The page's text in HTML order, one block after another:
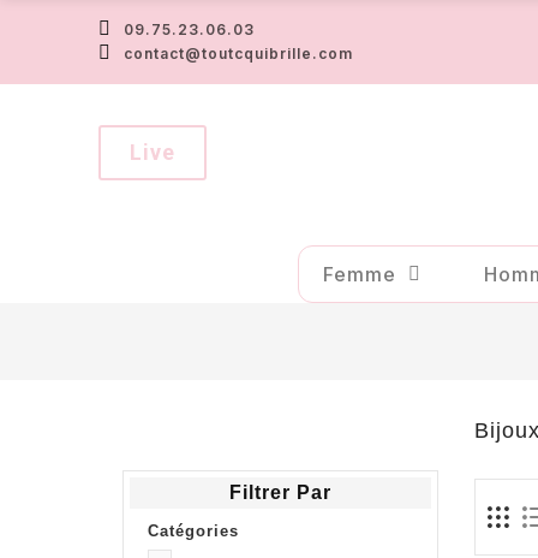
09.75.23.06.03
contact@toutcquibrille.com
Live
Femme
Filtrer Par
Catégories